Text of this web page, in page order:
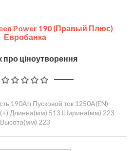
Power 190 (правый Плюс)
Евробанка
про ціноутворення
190Ah Пусковой ток 1250A(EN)
Длинна(мм) 513 Ширина(мм) 223
Высота(мм) 223